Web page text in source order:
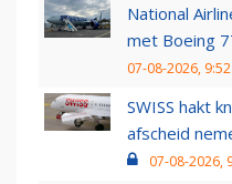
National
met Boeing
07-08-2026, 9:52
SWISS hakt
afscheid
07-08-2026,